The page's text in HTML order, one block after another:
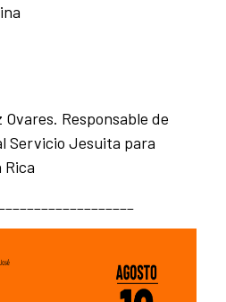
Responsable de
Servicio Jesuita para
Rica